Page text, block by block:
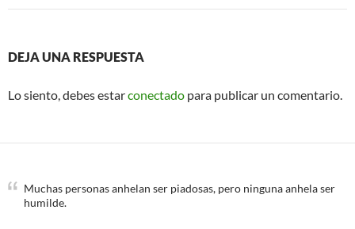
DEJA UNA RESPUESTA
Lo siento, debes estarconectado para publicar un comentario.
Muchas personas anhelan ser piadosas, pero ninguna anhela ser
humilde.